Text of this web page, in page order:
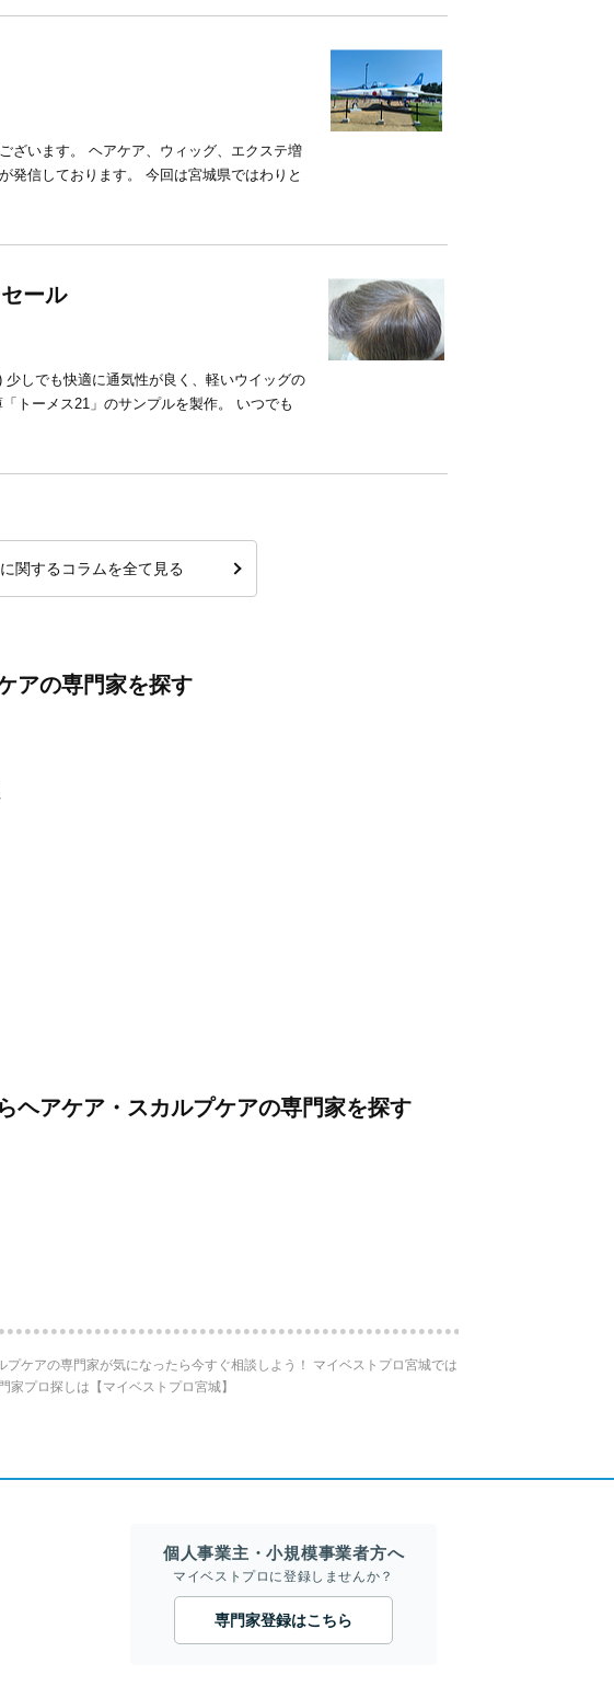
ざいます。 ヘアケア、ウィッグ、エクステ増
発信しております。 今回は宮城県ではわりと
ール
しでも快適に通気性が良く、軽いウイッグの
トーメス21」のサンプルを製作。 いつでも
に関するコラムを全て見る
アの専門家を探す
ヘアケア・スカルプケアの専門家を探す
ケアの専門家が気になったら今すぐ相談しよう！ マイベストプロ宮城では
プロ探しは【マイベストプロ宮城】
個人事業主・小規模事業者方へ
マイベストプロに登録しませんか？
専門家登録はこちら